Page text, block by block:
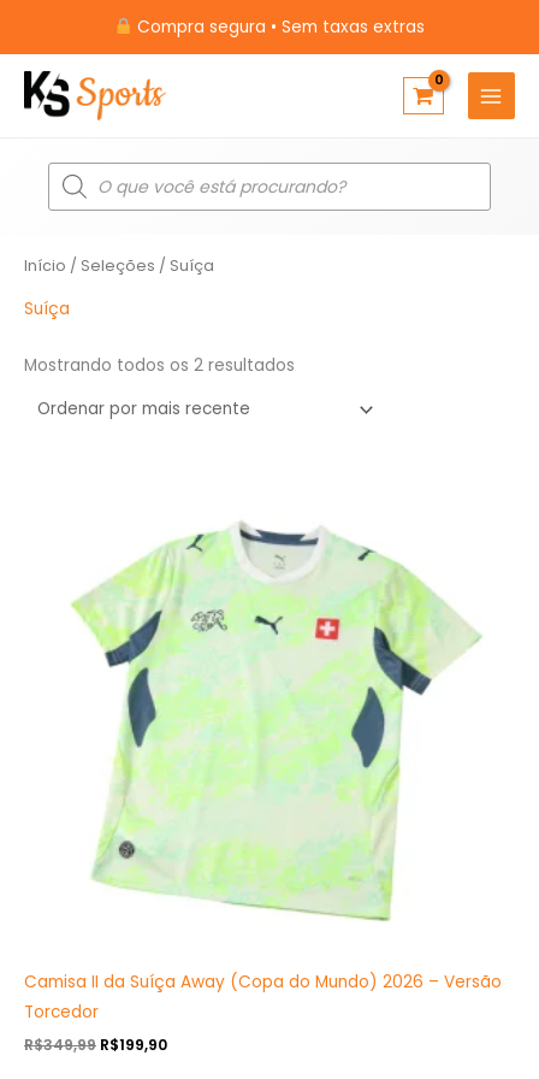
conteúdo
Compra segura • Sem taxas extras
Pesquisar
produtos
Início / Seleções / Suíça
Suíça
Mostrando todos os 2 resultados
Camisa II da Suíça Away (Copa do Mundo) 2026 – Versão
Torcedor
R$349,99
R$349,99.
R$199,90
R$199,90.